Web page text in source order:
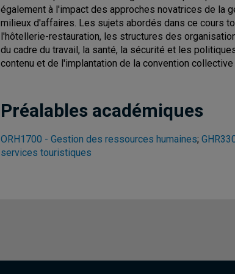
également à l'impact des approches novatrices de
milieux d'affaires. Les sujets abordés dans ce cours
l'hôtellerie-restauration, les structures des
du cadre du travail, la santé, la sécurité et les
contenu et de l'implantation de la convention
Préalables académiques
ORH1700 - Gestion des ressources humaines;
services touristiques